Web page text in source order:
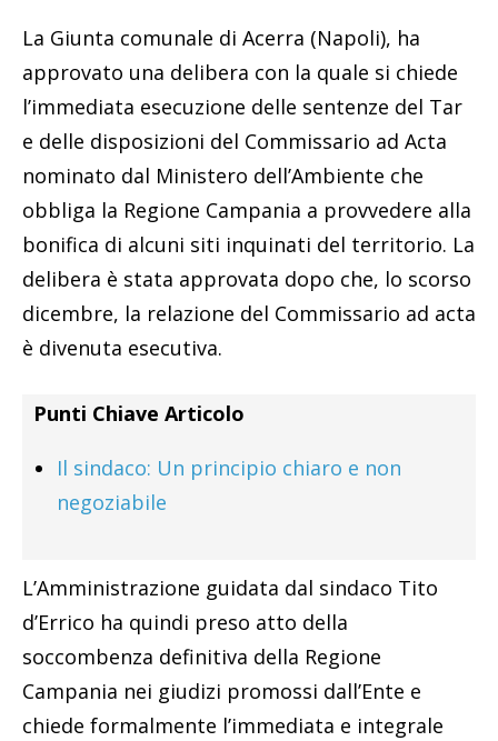
La Giunta comunale di Acerra (Napoli), ha
approvato una delibera con la quale si chiede
l’immediata esecuzione delle sentenze del Tar
e delle disposizioni del Commissario ad Acta
nominato dal Ministero dell’Ambiente che
obbliga la Regione Campania a provvedere alla
bonifica di alcuni siti inquinati del territorio. La
delibera è stata approvata dopo che, lo scorso
dicembre, la relazione del Commissario ad acta
è divenuta esecutiva.
Punti Chiave Articolo
Il sindaco: Un principio chiaro e non
negoziabile
L’Amministrazione guidata dal sindaco Tito
d’Errico ha quindi preso atto della
soccombenza definitiva della Regione
Campania nei giudizi promossi dall’Ente e
chiede formalmente l’immediata e integrale